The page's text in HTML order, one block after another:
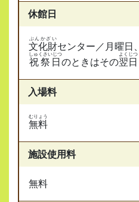
休館日
文化財
ぶんかざい
センター／月曜日、
祝祭日
しゅくさいじつ
のときはその翌日
よくじつ
入場料
無料
むりょう
施設使用料
無料